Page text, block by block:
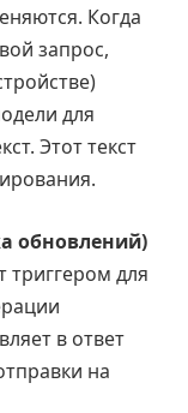
Когда
запрос,
для
Этот текст
обновлений)
триггером для
в ответ
на